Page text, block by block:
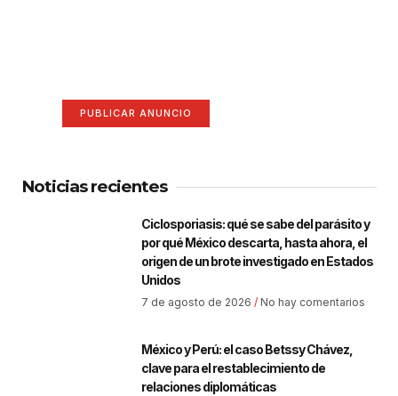
PUBLICAR ANUNCIO
Noticias recientes
Ciclosporiasis: qué se sabe del parásito y
por qué México descarta, hasta ahora, el
origen de un brote investigado en Estados
Unidos
7 de agosto de 2026 No hay comentarios
México y Perú: el caso Betssy Chávez,
clave para el restablecimiento de
relaciones diplomáticas